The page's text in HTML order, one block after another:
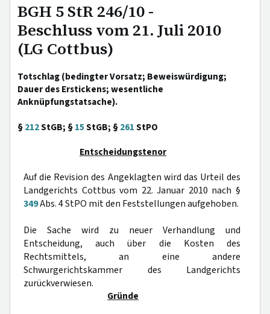
BGH 5 StR 246/10 -
Beschluss vom 21. Juli 2010
(LG Cottbus)
Totschlag (bedingter Vorsatz; Beweiswürdigung;
Dauer des Erstickens; wesentliche
Anknüpfungstatsache).
§212StGB; §15StGB; §261StPO
Entscheidungstenor
Auf die Revision des Angeklagten wird das Urteil des
Landgerichts Cottbus vom 22. Januar 2010 nach §
349Abs. 4 StPO mit den Feststellungen aufgehoben.
Die Sache wird zu neuer Verhandlung und
Entscheidung, auch über die Kosten des
Rechtsmittels, an eine andere
Schwurgerichtskammer des Landgerichts
zurückverwiesen.
Gründe